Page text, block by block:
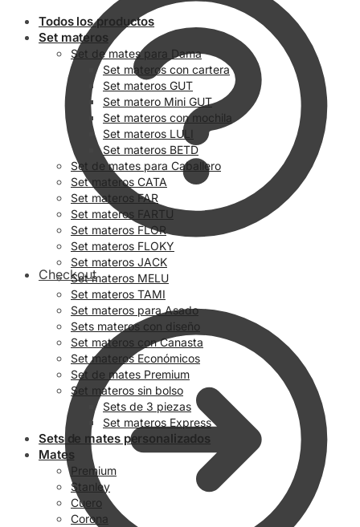
Checkout
Todos los productos
Set materos
Set de mates para Dama
Set materos con cartera
Set materos GUT
Set matero Mini GUT
Set materos con mochila
Set materos LULI
Set materos BETD
Set de mates para Caballero
Set materos CATA
Set materos FAR
Set materos FARTU
Set materos FLOR
Set materos FLOKY
Set materos JACK
Set materos MELU
Set materos TAMI
Set materos para Asado
Sets materos con diseño
Set materos con Canasta
Set materos Económicos
Set de mates Premium
Set materos sin bolso
Sets de 3 piezas
Set materos Express
Sets de mates personalizados
Mates
Premium
Stanley
Cuero
Corona